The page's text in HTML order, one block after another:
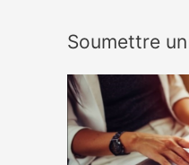
Soumettre